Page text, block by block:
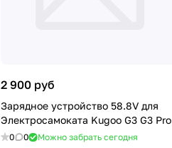
2 900 руб
Зарядное устройство 58.8V для
Электросамоката Kugoo G3 G3 Pro
0 0 Можно забрать сегодня